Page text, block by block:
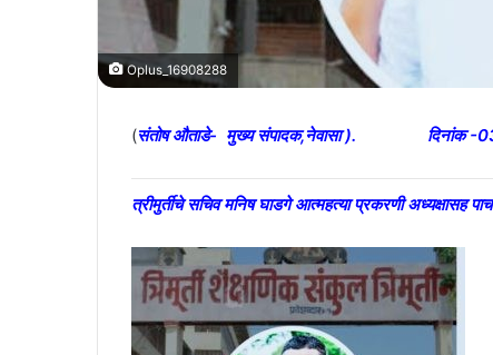
Oplus_16908288
(संतोष औताडे- मुख्य संपादक,नेवासा ). दिनांक -
त्रीमुर्तीचे सचिव मनिष घाडगे आत्महत्या प्रकरणी अध्यक्षासह